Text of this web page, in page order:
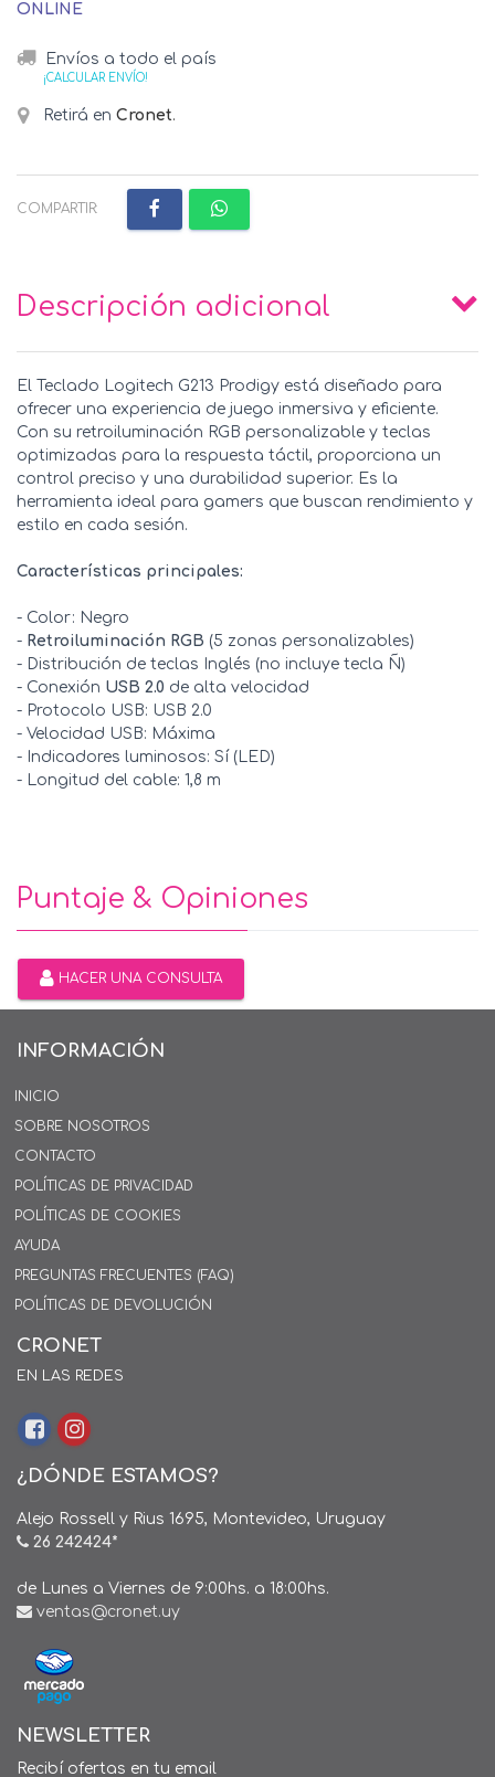
ONLINE
Envíos a todo el país
¡CALCULAR ENVÍO!
Retirá en Cronet.
COMPARTIR:
Descripción adicional
El Teclado Logitech G213 Prodigy está diseñado para
ofrecer una experiencia de juego inmersiva y eficiente.
Con su retroiluminación RGB personalizable y teclas
optimizadas para la respuesta táctil, proporciona un
control preciso y una durabilidad superior. Es la
herramienta ideal para gamers que buscan rendimiento y
estilo en cada sesión.
Características principales:
- Color: Negro
- Retroiluminación RGB (5 zonas personalizables)
- Distribución de teclas Inglés (no incluye tecla Ñ)
- Conexión USB 2.0 de alta velocidad
- Protocolo USB: USB 2.0
- Velocidad USB: Máxima
- Indicadores luminosos: Sí (LED)
- Longitud del cable: 1,8 m
Puntaje & Opiniones
HACER UNA CONSULTA
INFORMACIÓN
INICIO
SOBRE NOSOTROS
CONTACTO
POLÍTICAS DE PRIVACIDAD
POLÍTICAS DE COOKIES
AYUDA
PREGUNTAS FRECUENTES (FAQ)
POLÍTICAS DE DEVOLUCIÓN
CRONET
EN LAS REDES
¿DÓNDE ESTAMOS?
Alejo Rossell y Rius 1695, Montevideo, Uruguay
26 242424*
de Lunes a Viernes de 9:00hs. a 18:00hs.
ventas@cronet.uy
NEWSLETTER
Recibí ofertas en tu email